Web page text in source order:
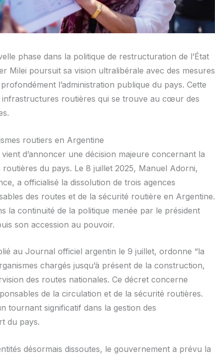
phase dans la politique de restructuration de l’État
Milei poursuit sa vision ultralibérale avec des mesures
l’administration publique du pays. Cette
infrastructures routières qui se trouve au cœur des
routiers en Argentine
d’annoncer une décision majeure concernant la
du pays. Le 8 juillet 2025, Manuel Adorni,
a officialisé la dissolution de trois agences
des routes et de la sécurité routière en Argentine.
la continuité de la politique menée par le président
son accession au pouvoir.
au Journal officiel argentin le 9 juillet, ordonne “la
chargés jusqu’à présent de la construction,
des routes nationales. Ce décret concerne
de la circulation et de la sécurité routières.
tournant significatif dans la gestion des
du pays.
désormais dissoutes, le gouvernement a prévu la